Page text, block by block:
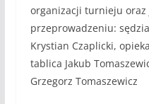
organizacji turnieju oraz
przeprowadzeniu:
Krystian Czaplicki,
tablica Jakub
Grzegorz Tomaszewicz